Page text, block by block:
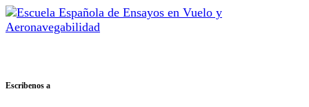
Escribenos a